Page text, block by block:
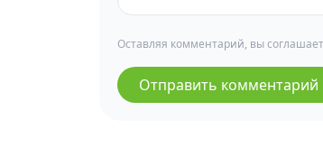
Оставляя комментарий, вы
Отправить комментарий